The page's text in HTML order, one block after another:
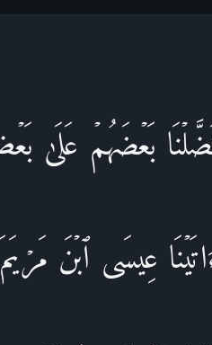
بَعۡضَهُمۡ عَلَىٰ
عِیسَى ٱبۡنَ